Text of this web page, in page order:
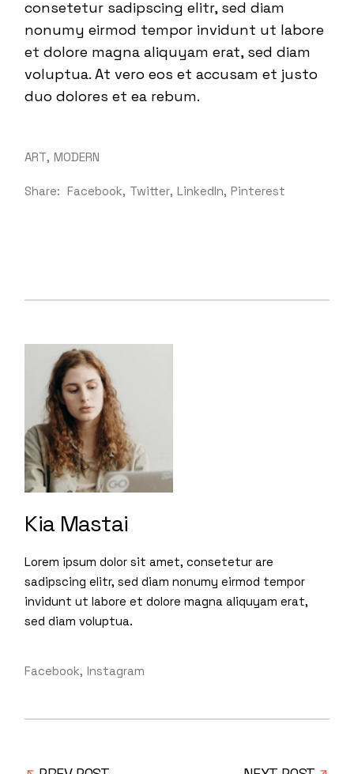
consetetur sadipscing elitr, sed diam
nonumy eirmod tempor invidunt ut labore
et dolore magna aliquyam erat, sed diam
voluptua. At vero eos et accusam et justo
duo dolores et ea rebum.
ART MODERN
Share: Facebook Twitter LinkedIn Pinterest
Kia Mastai
Lorem ipsum dolor sit amet, consetetur are
sadipscing elitr, sed diam nonumy eirmod tempor
invidunt ut labore et dolore magna aliquyam erat,
sed diam voluptua.
Facebook Instagram